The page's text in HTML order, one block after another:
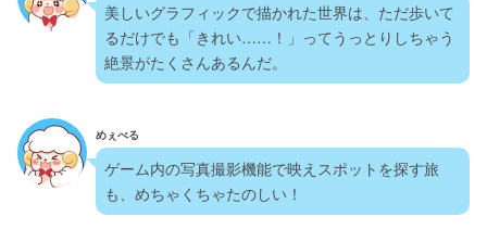
美しいグラフィックで描かれた世界は、ただ歩いて
るだけでも「きれい……！」ってうっとりしちゃう
絶景がたくさんあるんだ。
めぇべる
ゲーム内の写真撮影機能で映えスポットを探す旅
も、めちゃくちゃたのしい！